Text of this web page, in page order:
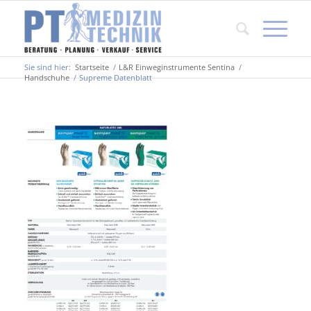
Sie sind hier: Startseite / L&R Einweginstrumente Sentina /
Handschuhe / Supreme Datenblatt